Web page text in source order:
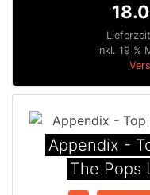
inkl. 19 %
Appendix -
The Pops